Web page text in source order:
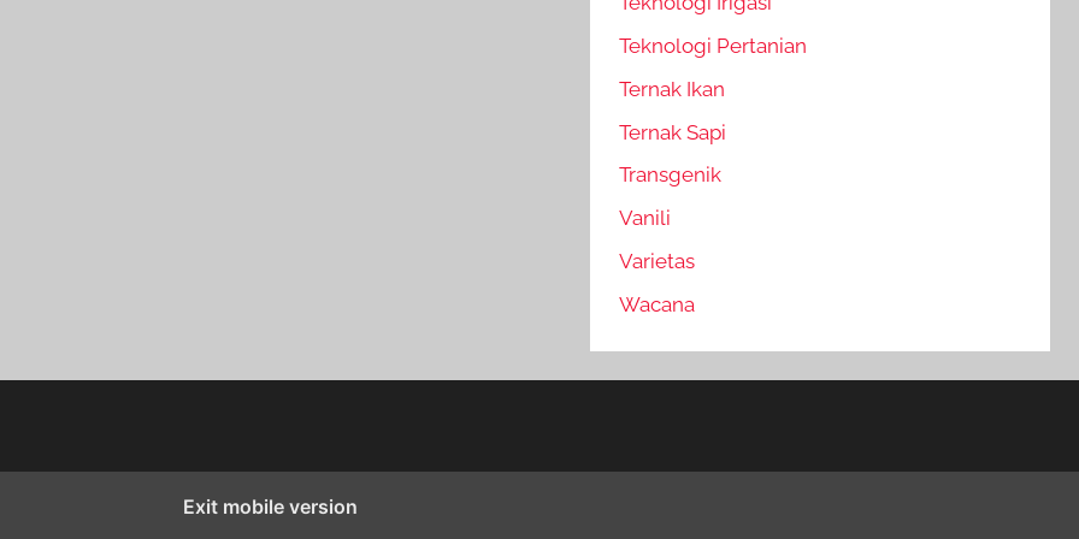
Teknologi Pertanian
Ternak Ikan
Ternak Sapi
Transgenik
Vanili
Varietas
Wacana
Exit mobile version